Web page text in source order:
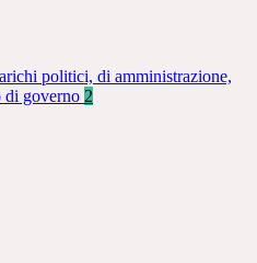
politici, di amministrazione,
di governo 2